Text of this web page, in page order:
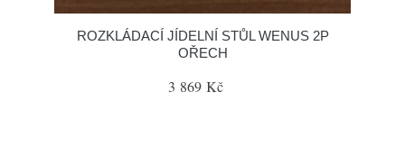
ROZKLÁDACÍ JÍDELNÍ STŮL WENUS 2P
OŘECH
3 869 Kč